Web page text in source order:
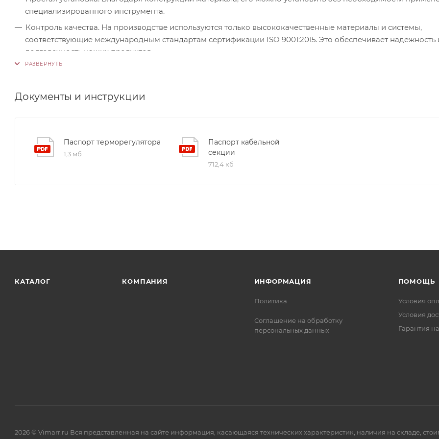
специализированного инструмента.
Контроль качества. На производстве используются только высококачественные материалы и системы,
соответствующие международным стандартам сертификации ISO 9001:2015. Это обеспечивает надежность
долговечность наших продуктов.
Документы и инструкции
Паспорт терморегулятора
1,3 мб
Паспорт кабельной
секции
712,4 кб
КАТАЛОГ КОМПАНИЯ ИНФОРМАЦИЯ
Политика
Соглашение на обработку
персональных данных
ПОМОЩЬ
Условия
Условия
Гарантия
2026 © Vimarr.ru Вся представленная на сайте информация, касающаяся технических характеристик, наличия на складе,